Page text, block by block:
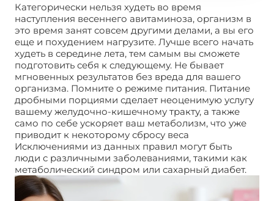
Категорически нельзя худеть во время
наступления весеннего авитаминоза, организм в
это время занят совсем другими делами, а вы его
еще и похудением нагрузите. Лучше всего начать
худеть в середине лета, тем самым вы сможете
подготовить себя к следующему. Не бывает
мгновенных результатов без вреда для вашего
организма. Помните о режиме питания. Питание
дробными порциями сделает неоценимую услугу
вашему желудочно-кишечному тракту, а также
само по себе ускоряет ваш метаболизм, что уже
приводит к некоторому сбросу веса
Исключениями из данных правил могут быть
люди с различными заболеваниями, такими как
метаболический синдром или сахарный диабет.